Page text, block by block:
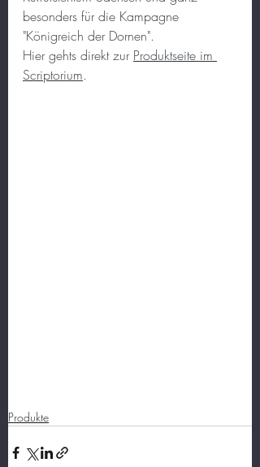
besonders für die Kampagne
"Königreich der Dornen".
Hier gehts direkt zur Produktseite im
Scriptorium.
Produkte